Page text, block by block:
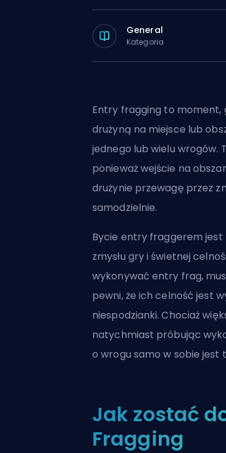
Teammate
General
Kategoria
Entry fragging to moment,
drużyną na miejsce lub
jednego lub wielu wrogów.
ponieważ wejście na
drużynie przewagę przez
samodzielnie.
Bycie entry fraggerem
zmysłu gry i świetnej
wykonywać entry frag,
pewni, że ich celność jest
niespodzianki. Chociaż
natychmiast próbując
o wrogu samo w sobie jest
Jak zostać
Fragging